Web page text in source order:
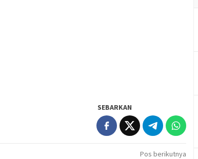
SEBARKAN
Pos berikutnya